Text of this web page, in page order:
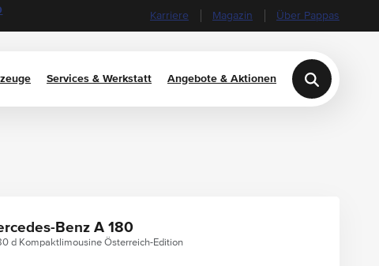
Karriere Magazin Über Pappas
Services & Werkstatt Angebote & Aktionen
Benz A 180
d Kompaktlimousine Österreich-Edition